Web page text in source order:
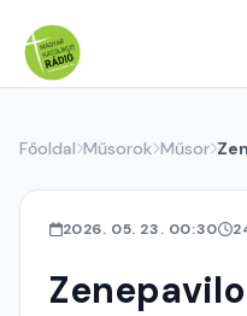
Főoldal Műsorok Műsor
2026. 05. 23. 00:30